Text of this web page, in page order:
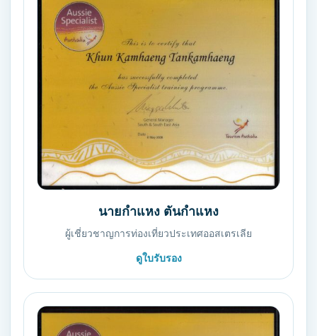
นายกำแหง ตันกำแหง
ผู้เชี่ยวชาญการท่องเที่ยวประเทศออสเตรเลีย
ดูใบรับรอง